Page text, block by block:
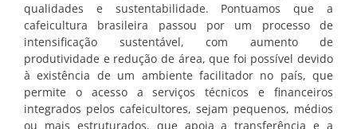
qualidades e sustentabilidade. Pontuamos que a
cafeicultura brasileira passou por um processo de
intensificação sustentável, com aumento de
produtividade e redução de área, que foi possível devido
à existência de um ambiente facilitador no país, que
permite o acesso a serviços técnicos e financeiros
integrados pelos cafeicultores, sejam pequenos, médios
ou mais estruturados, que apoia a transferência e a